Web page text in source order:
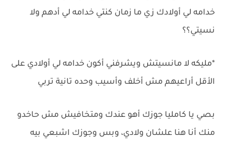
خدامه لي أولادك زي ما زمان كنتي خدامه لي أدهم ولا
نسيتي؟؟
*مليكه لا مانسيتش ويشرفني أكون خدامه لي أولادي على
الأقل أراعيهم مش أخلف وأسيب وحده تانية تربي
بصي يا كامليا جوزك أهو عندك ومتخافيش مش حاخدو
منك أنا هنا علشان ولادي، وبس وجوزك اشبعي بيه